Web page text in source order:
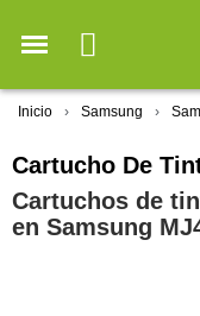
Inicio Samsung
Cartucho De
Cartuchos de
en Samsung